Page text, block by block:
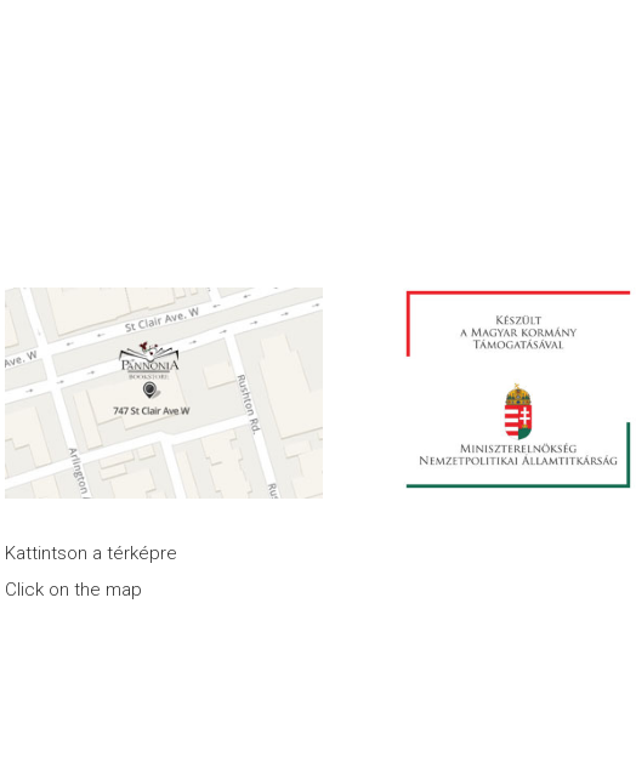
Kattintson a térképre
Click on the map